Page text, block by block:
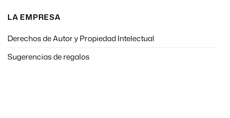
LA EMPRESA
Derechos de Autor y Propiedad Intelectual
Sugerencias de regalos